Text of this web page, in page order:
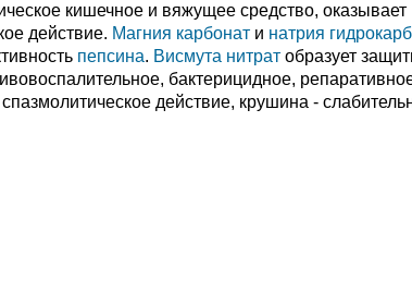
кишечное и вяжущее средство, оказывает
действие. Магния карбонат и натрия
пепсина. Висмута нитрат образует
бактерицидное,
действие, крушина -